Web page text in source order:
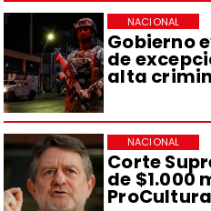
Gobierno
de
alta
NACIONAL
Corte
de $1.000
ProCultura
NACIONAL